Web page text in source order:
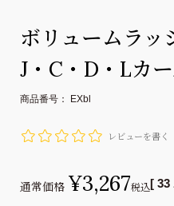
ボリュームラッ
J・C・D・Lカ
商品番号 EXbl
レビューを書く
通常価格 ¥3,267税込[ 33